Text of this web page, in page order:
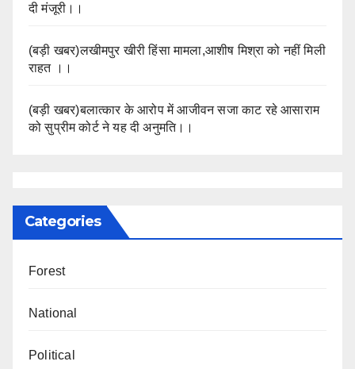
दी मंजूरी।।
(बड़ी खबर)लखीमपुर खीरी हिंसा मामला,आशीष मिश्रा को नहीं मिली
राहत ।।
(बड़ी खबर)बलात्कार के आरोप में आजीवन सजा काट रहे आसाराम
को सुप्रीम कोर्ट ने यह दी अनुमति।।
Categories
Forest
National
Political